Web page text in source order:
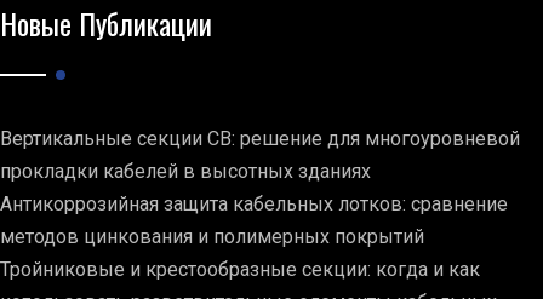
Новые Публикации
Вертикальные секции СВ: решение для многоуровневой
прокладки кабелей в высотных зданиях
Антикоррозийная защита кабельных лотков: сравнение
методов цинкования и полимерных покрытий
Тройниковые и крестообразные секции: когда и как